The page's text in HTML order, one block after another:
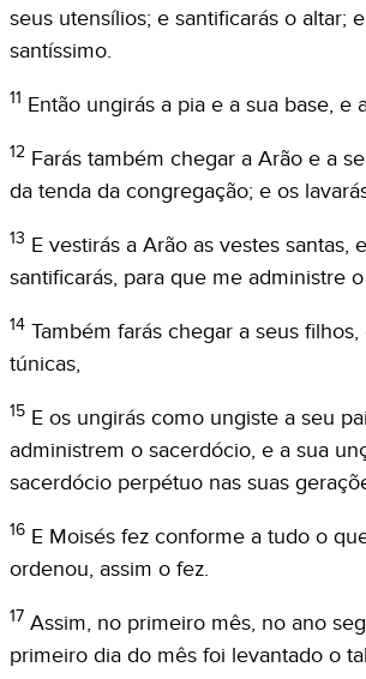
seus utensílios; e santificarás o altar;
santíssimo.
11 Então ungirás a pia e a sua base, e
12 Farás também chegar a Arão e a
da tenda da congregação; e os
13 E vestirás a Arão as vestes santas,
santificarás, para que me administre
14 Também farás chegar a seus
túnicas,
15 E os ungirás como ungiste a seu
administrem o sacerdócio, e a sua
sacerdócio perpétuo nas suas
16 E Moisés fez conforme a tudo o
ordenou, assim o fez.
17 Assim, no primeiro mês, no ano
primeiro dia do mês foi levantado o